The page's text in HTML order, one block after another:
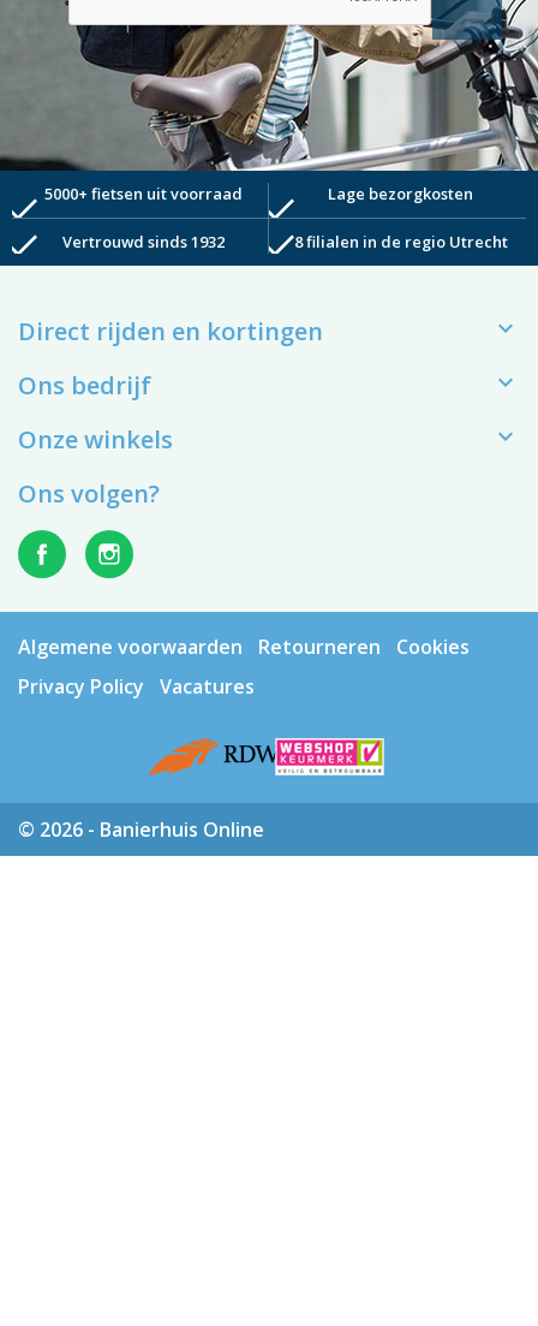
check5000+ fietsen uit voorraad check Lage bezorgkosten
check Vertrouwd sinds 1932 check8 filialen in de regio Utrecht
Direct rijden en kortingen 
Ons bedrijf 
Onze winkels 
Ons volgen?
Algemene voorwaarden Retourneren
Cookies
Privacy Policy
Vacatures
© 2026 - Banierhuis Online